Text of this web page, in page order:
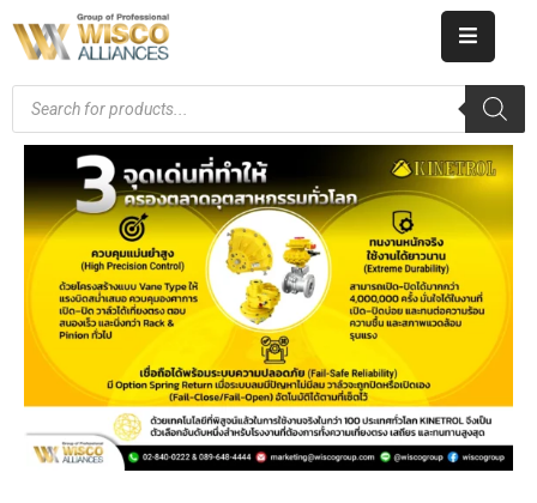
HOME
ABOUT
US
PRODUCT
CATALOG
KNOWLEDGE
CAREERS
CONTACT